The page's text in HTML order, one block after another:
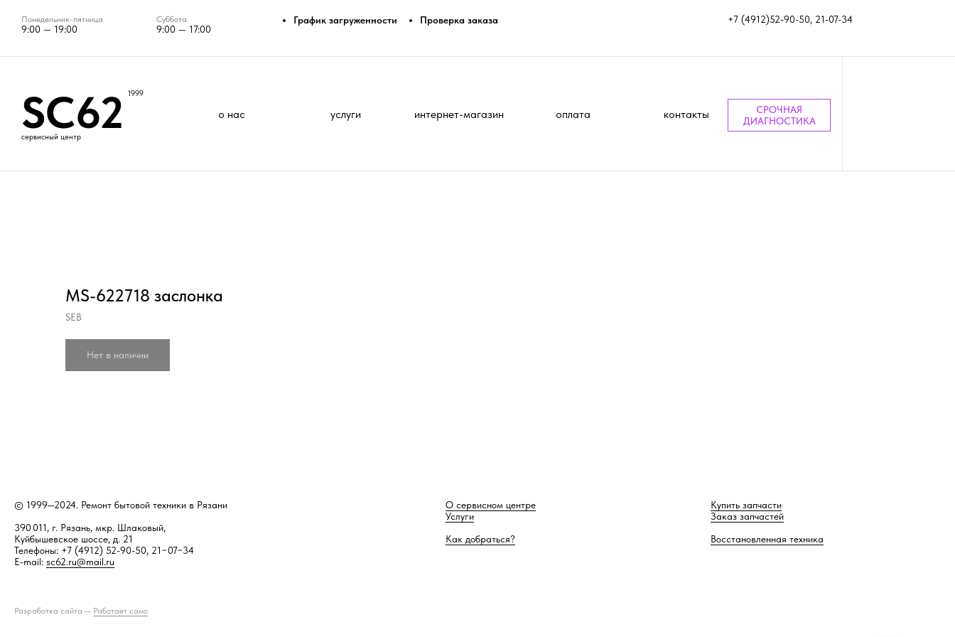
Понедельник-пятница
9:00 — 19:00
+7 (4912)52-90-50, 21-07-34
услуги
Суббота
9:00 — 17:00
интернет-магазин оплата контакты
о нас
График загруженности Проверка заказа
SC62 1999
сервисный центр
СРОЧНАЯ
ДИАГНОСТИКА
MS-622718 заслонка
SEB
Нет в наличии
Разработка сайта — Работает само
© 1999—2024. Ремонт бытовой техники в Рязани
390 011, г. Рязань, мкр. Шлаковый,
Куйбышевское шоссе, д. 21
Телефоны: +7 (4912) 52-90-50, 21−07−34
E-mail: sc62.ru@mail.ru
О сервисном центре
Услуги
Как добраться?
Купить запчасти
Заказ запчастей
Восстановленная техника